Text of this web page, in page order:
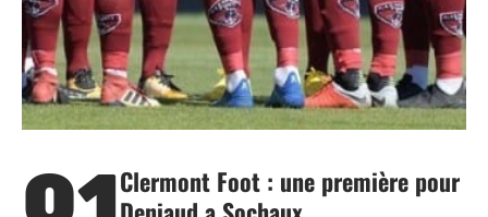
Clermont Foot : une première pour